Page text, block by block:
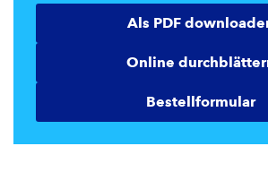
Als PDF
Online
Bestellformular